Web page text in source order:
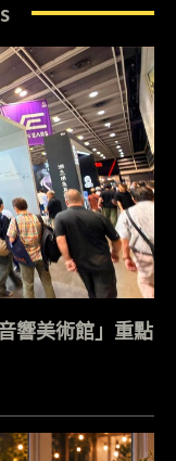
響美術館」重點